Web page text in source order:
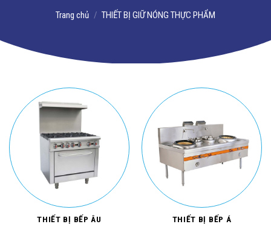
Trang chủ / THIẾT BỊ GIỮ NÓNG THỰC PHẨM
THIẾT BỊ BẾP ÂU THIẾT BỊ BẾP Á